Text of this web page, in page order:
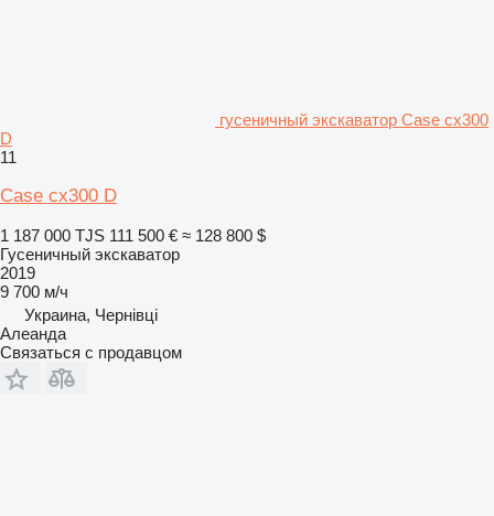
гусеничный экскаватор Case cx300
D
11
Case cx300 D
1 187 000 TJS 111 500 € ≈ 128 800 $
Гусеничный экскаватор
2019
9 700 м/ч
Украина, Чернівці
Алеанда
Связаться с продавцом